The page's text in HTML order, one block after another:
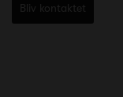
Bliv kontaktet